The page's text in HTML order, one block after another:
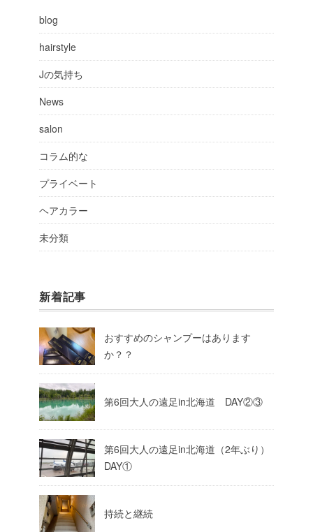
blog
hairstyle
Jの気持ち
News
salon
コラム的な
プライベート
ヘアカラー
未分類
新着記事
おすすめのシャンプーはあります
か？？
第6回大人の遠足in北海道 DAY②③
第6回大人の遠足in北海道（2年ぶり）
DAY①
持続と継続